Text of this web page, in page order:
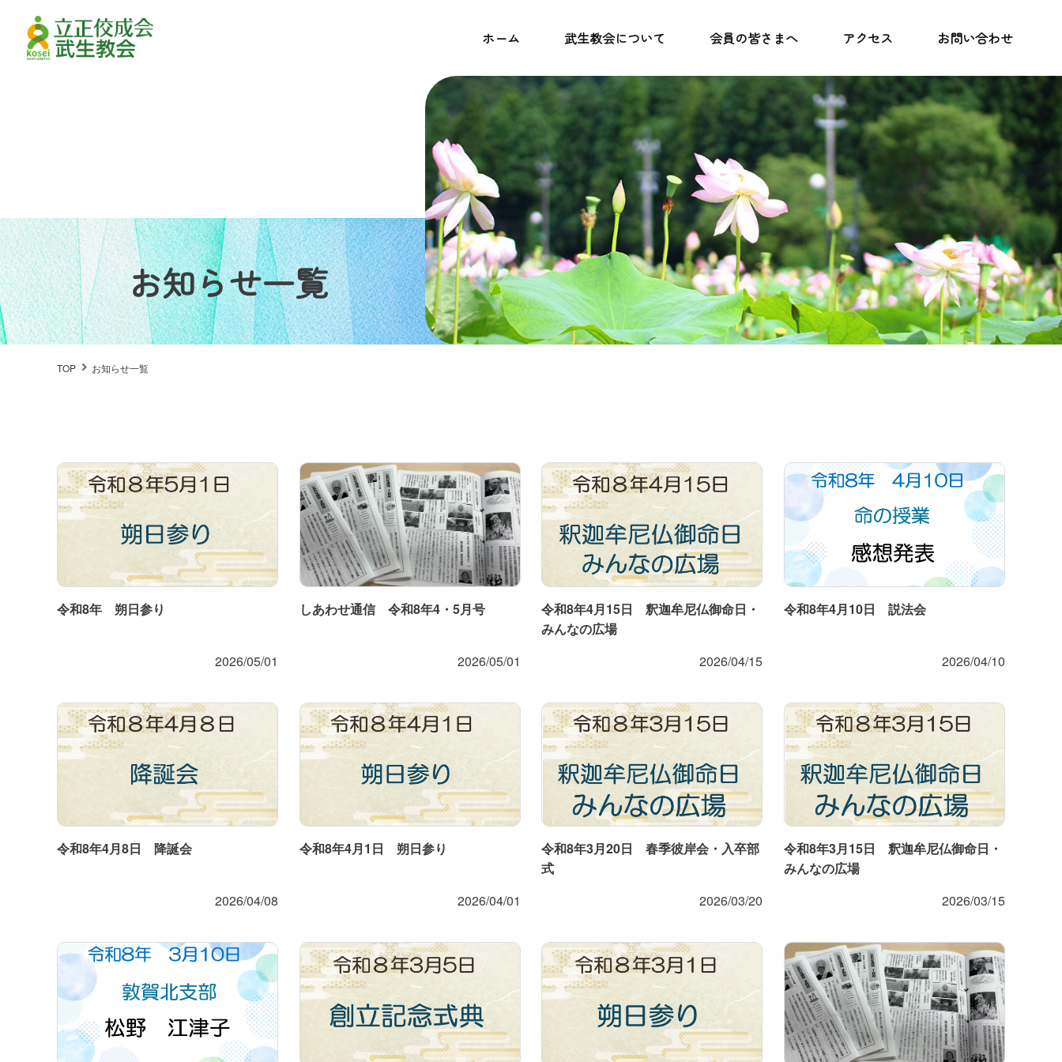
ホーム 武生教会について 会員の皆さまへ アクセス お問い合わせ
お知らせ一覧
TOP お知らせ一覧
令和8年 朔日参り
2026/05/01
しあわせ通信 令和8年4・5月号
2026/05/01
令和8年4月15日 釈迦牟尼仏御命日・
みんなの広場
2026/04/15
令和8年4月10日 説法会
2026/04/10
令和8年4月8日 降誕会
2026/04/08
令和8年4月1日 朔日参り
2026/04/01
令和8年3月20日 春季彼岸会・入卒部
式
2026/03/20
令和8年3月15日 釈迦牟尼仏御命日・
みんなの広場
2026/03/15